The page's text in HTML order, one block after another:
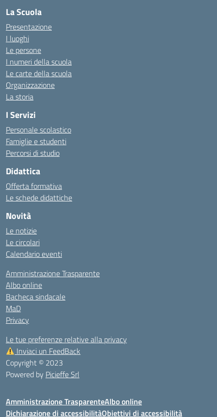
La Scuola
Presentazione
I luoghi
Le persone
I numeri della scuola
Le carte della scuola
Organizzazione
La storia
I Servizi
Personale scolastico
Famiglie e studenti
Percorsi di studio
Didattica
Offerta formativa
Le schede didattiche
Novità
Le notizie
Le circolari
Calendario eventi
Amministrazione Trasparente
Albo online
Bacheca sindacale
MaD
Privacy
Le tue preferenze relative alla privacy
Inviaci un FeedBack
Copyright © 2023
Powered by Picieffe Srl
Amministrazione TrasparenteAlbo online
Dichiarazione di accessibilitàObiettivi di accessibilità